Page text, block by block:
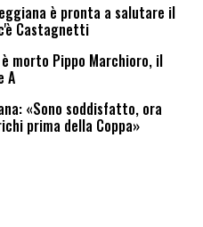
è pronta a salutare il
Castagnetti
morto Pippo Marchioro, il
A
«Sono soddisfatto, ora
prima della Coppa»